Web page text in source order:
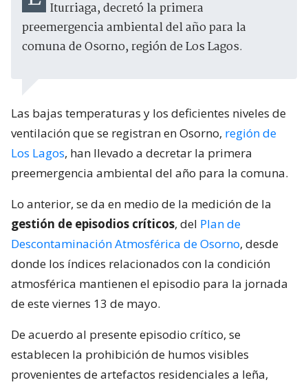
Iturriaga, decretó la primera
preemergencia ambiental del año para la
comuna de Osorno, región de Los Lagos.
Las bajas temperaturas y los deficientes niveles de
ventilación que se registran en Osorno, región de
Los Lagos, han llevado a decretar la primera
preemergencia ambiental del año para la comuna.
Lo anterior, se da en medio de la medición de la
gestión de episodios críticos, del Plan de
Descontaminación Atmosférica de Osorno, desde
donde los índices relacionados con la condición
atmosférica mantienen el episodio para la jornada
de este viernes 13 de mayo.
De acuerdo al presente episodio crítico, se
establecen la prohibición de humos visibles
provenientes de artefactos residenciales a leña,